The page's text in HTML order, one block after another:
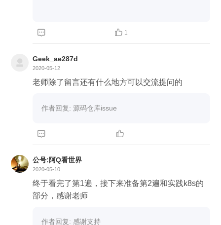
  1
Geek_ae287d
2020-05-12
老师除了留言还有什么地方可以交流提问的
作者回复: 源码仓库issue
 
公号:阿Q看世界
2020-05-10
终于看完了第1遍，接下来准备第2遍和实践k8s的
部分，感谢老师
作者回复: 感谢支持